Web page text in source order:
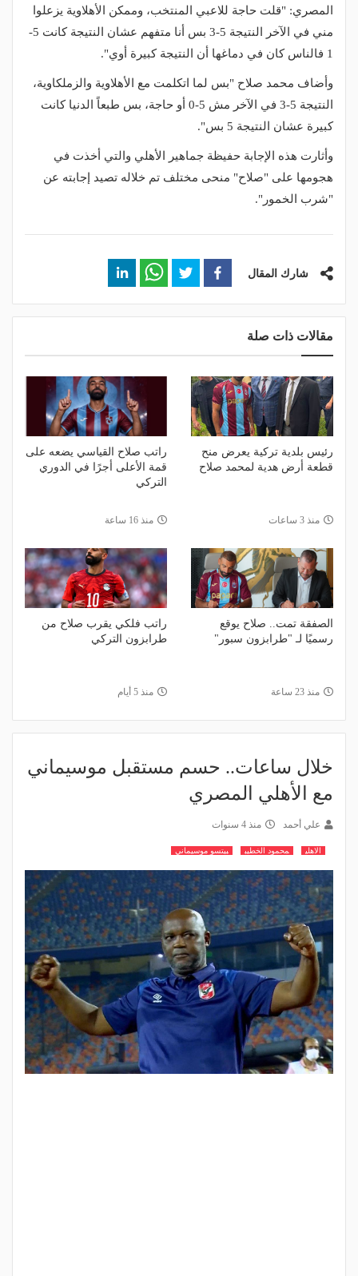
المصري: "قلت حاجة للاعبي المنتخب، وممكن الأهلاوية يزعلوا
مني في الآخر النتيجة 5-3 بس أنا متفهم عشان النتيجة كانت 5-
1 فالناس كان في دماغها أن النتيجة كبيرة أوي".
وأضاف محمد صلاح "بس لما اتكلمت مع الأهلاوية والزملكاوية،
النتيجة 5-3 في الآخر مش 5-0 أو حاجة، بس طبعاً الدنيا كانت
كبيرة عشان النتيجة 5 بس".
وأثارت هذه الإجابة حفيظة جماهير الأهلي والتي أخذت في
هجومها على "صلاح" منحى مختلف تم خلاله تصيد إجابته عن
"شرب الخمور".
شارك المقال
مقالات ذات صلة
رئيس بلدية تركية يعرض منح
قطعة أرض هدية لمحمد صلاح
منذ 3 ساعات
راتب صلاح القياسي يضعه على
قمة الأعلى أجرًا في الدوري
التركي
منذ 16 ساعة
الصفقة تمت.. صلاح يوقع
رسميًا لـ "طرابزون سبور"
منذ 23 ساعة
راتب فلكي يقرب صلاح من
طرابزون التركي
منذ 5 أيام
خلال ساعات.. حسم مستقبل موسيماني
مع الأهلي المصري
علي أحمد منذ 4 سنوات
الاهلي محمود الخطيب بيتسو موسيماني